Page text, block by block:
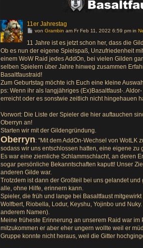
11er Jahrestag
G
e
z
u
l
e
z
t
n
e
i
r
a
g
von Grambin am Fr Feb 11, 2022 6:59 pm in
11 Jahre ist es jetzt schon her, dass die
Ob es nun der eigene Spielspaß, Unzufriedenheit
einem WoW Raid jedes AddOn, bei vielen Gilden
selben Spielern über Jahre hinweg zusammen
Basaltfaustraid!
Zum Geburtstag möchte ich Euch eine kleine
ps: Wenn ihr als langjähriges (Ex)Basaltfaust-.
erreicht oder es sonstwie zeitlich nicht hingehauen
Vorwort: Die Liste der Spieler die hier auftauchen
Oberryn an!
Starten wir mit der Gildengründung.
Oberryn: "Mit dem AddOn-Wechsel von
sodass wir uns entschlossen hatten, eine eigene zu
Es war eine ziemliche Schlammschlacht, an deren
sogar persönliche Bekanntschaften kaputt! Unser
anderen Gilde war.
Trotzdem ist dann der Großteil bei uns gelandet
alle, ohne Hilfe, erinnern kann.
Spieler, die früh und lange bei Basaltfaust
Wolfbert, Riobella, Lodur, Keyshu, Yojinbo und
anderem Namen).
Meine früheste Erinnerung an unserem Raid war
mitzukommen er aber eher ungern wollte weil er
Gruppe konnte nicht heraus, weil die Gitter